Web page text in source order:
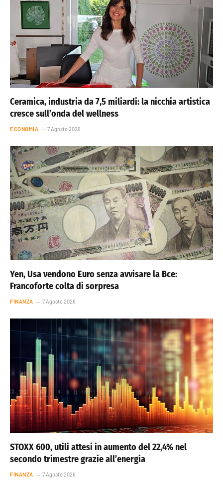
Ceramica, industria da 7,5 miliardi: la nicchia artistica
cresce sull’onda del wellness
ECONOMIA 7 Agosto 2026
Yen, Usa vendono Euro senza avvisare la Bce:
Francoforte colta di sorpresa
FINANZA 7 Agosto 2026
STOXX 600, utili attesi in aumento del 22,4% nel
secondo trimestre grazie all’energia
FINANZA 7 Agosto 2026